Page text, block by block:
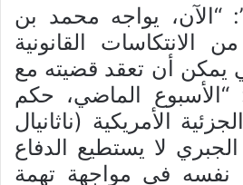
“الآن، يواجه محمد بن
القانونية
يمكن أن تعقد قضيته مع
“الأسبوع الماضي، حكم
الأمريكية (ناثانيال
لا يستطيع الدفاع
في مواجهة تهمة